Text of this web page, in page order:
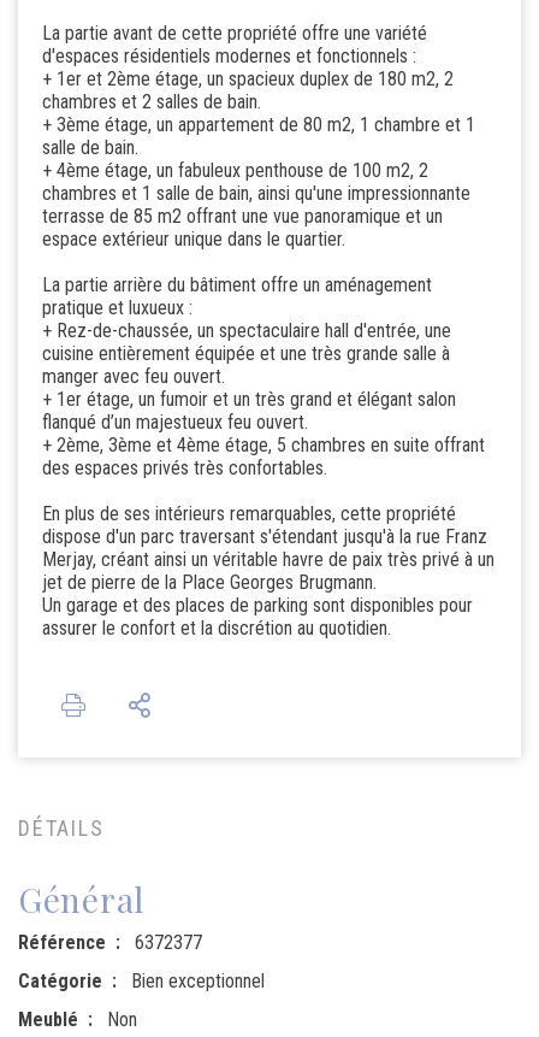
La partie avant de cette propriété offre une variété
d'espaces résidentiels modernes et fonctionnels :
+ 1er et 2ème étage, un spacieux duplex de 180 m2, 2
chambres et 2 salles de bain.
+ 3ème étage, un appartement de 80 m2, 1 chambre et 1
salle de bain.
+ 4ème étage, un fabuleux penthouse de 100 m2, 2
chambres et 1 salle de bain, ainsi qu'une impressionnante
terrasse de 85 m2 offrant une vue panoramique et un
espace extérieur unique dans le quartier.
La partie arrière du bâtiment offre un aménagement
pratique et luxueux :
+ Rez-de-chaussée, un spectaculaire hall d'entrée, une
cuisine entièrement équipée et une très grande salle à
manger avec feu ouvert.
+ 1er étage, un fumoir et un très grand et élégant salon
flanqué d’un majestueux feu ouvert.
+ 2ème, 3ème et 4ème étage, 5 chambres en suite offrant
des espaces privés très confortables.
En plus de ses intérieurs remarquables, cette propriété
dispose d'un parc traversant s'étendant jusqu'à la rue Franz
Merjay, créant ainsi un véritable havre de paix très privé à un
jet de pierre de la Place Georges Brugmann.
Un garage et des places de parking sont disponibles pour
assurer le confort et la discrétion au quotidien.
DÉTAILS
Général
Référence
6372377
Catégorie
Bien exceptionnel
Meublé
Non